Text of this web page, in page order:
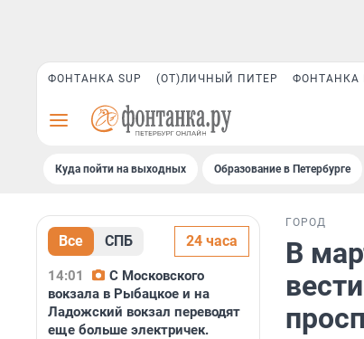
ФОНТАНКА SUP (ОТ)ЛИЧНЫЙ ПИТЕР ФОНТАНКА
Куда пойти на выходных Образование в Петербурге
Все СПБ 24 часа
14:01
С Московского
вокзала в Рыбацкое и на
Ладожский вокзал переводят
еще больше электричек.
ГОРОД
В